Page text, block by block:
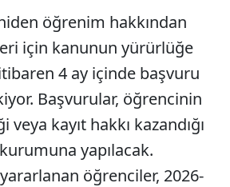
öğrenim hakkından
için kanunun yürürlüğe
4 ay içinde başvuru
Başvurular, öğrencinin
kayıt hakkı kazandığı
yapılacak.
öğrenciler, 2026-